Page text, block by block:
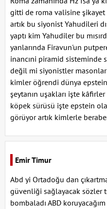
gitti de roma valisine şikayet
artık bu siyonist Yahudileri
yaptı kim Yahudiler bu
yanlarında Firavun'un
inancıni piramid sisteminde
değil mi siyonistler
kimler öğrendi dünya
şeytanın uşakları işte
köpek sürüsü işte epstein
görüyor artık kimlerle
Emir Timur
Abd yi Ortadoğu dan
güvenliği sağlayacak sözler
bombaladı ABD